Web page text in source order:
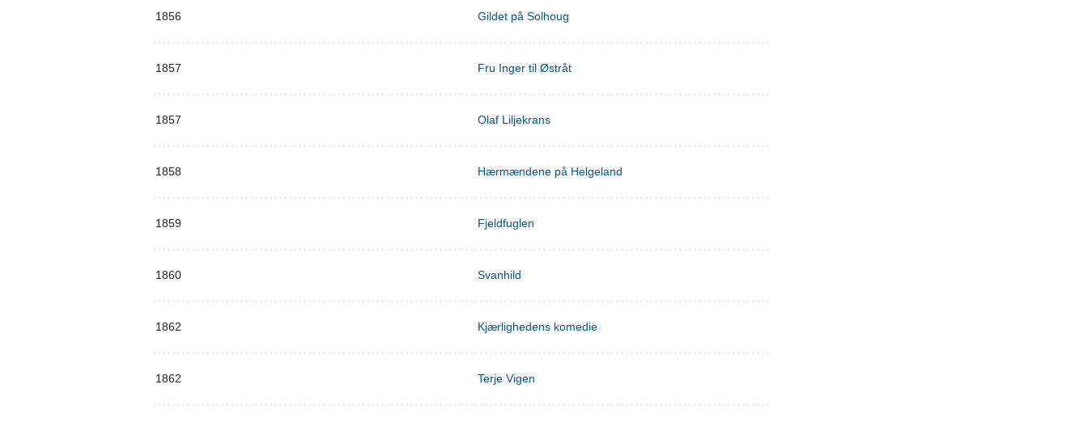
1856 Gildet på Solhoug
1857 Fru Inger til Østråt
1857 Olaf Liljekrans
1858 Hærmændene på Helgeland
1859 Fjeldfuglen
1860 Svanhild
1862 Kjærlighedens komedie
1862 Terje Vigen